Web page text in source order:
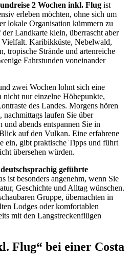
2 Wochen inkl. Flug ist
erleben möchten, ohne sich um
lokale Organisation kümmern zu
Landkarte klein, überrascht aber
Karibikküste, Nebelwald,
tropische Strände und artenreiche
Fahrstunden voneinander
zwei Wochen lohnt sich eine
nicht nur einzelne Höhepunkte,
des Landes. Morgens hören
laufen Sie über
abends entspannen Sie in
auf den Vulkan. Eine erfahrene
ein, gibt praktische Tipps und führt
übersehen würden.
deutschsprachig geführte
ist besonders angenehm, wenn Sie
Geschichte und Alltag wünschen.
Gruppe, übernachten in
Lodges oder komfortablen
mit den Langstreckenflügen
Flug“ bei einer Costa